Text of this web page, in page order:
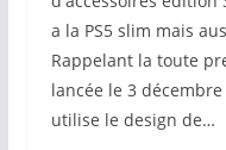
a la PS5 slim mais
Rappelant la toute
lancée le 3
utilise le design de…